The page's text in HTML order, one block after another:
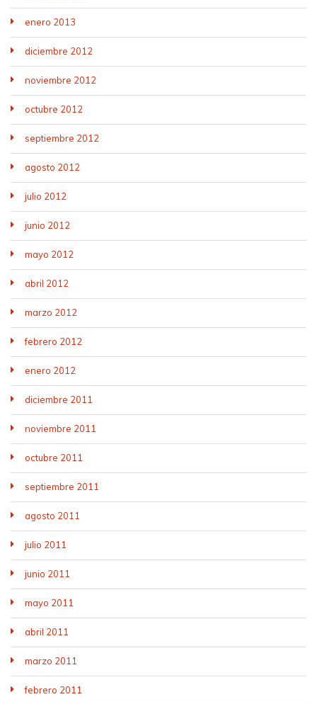
enero 2013
diciembre 2012
noviembre 2012
octubre 2012
septiembre 2012
agosto 2012
julio 2012
junio 2012
mayo 2012
abril 2012
marzo 2012
febrero 2012
enero 2012
diciembre 2011
noviembre 2011
octubre 2011
septiembre 2011
agosto 2011
julio 2011
junio 2011
mayo 2011
abril 2011
marzo 2011
febrero 2011